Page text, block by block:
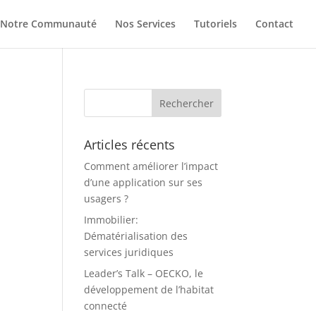
Notre Communauté Nos Services Tutoriels Contact
Articles récents
Comment améliorer l’impact
d’une application sur ses
usagers ?
Immobilier:
Dématérialisation des
services juridiques
Leader’s Talk – OECKO, le
développement de l’habitat
connecté